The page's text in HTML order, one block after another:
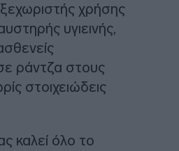
χρήσης
υγιεινής,
ράντζα στους
στοιχειώδεις
καλεί όλο το